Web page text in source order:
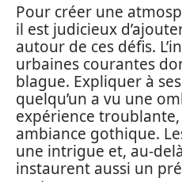
Pour créer une
il est judicieux
autour de ces défis.
urbaines courantes
blague. Expliquer à
quelqu’un a vu une
expérience
ambiance gothique.
une intrigue et, au-
instaurent aussi un